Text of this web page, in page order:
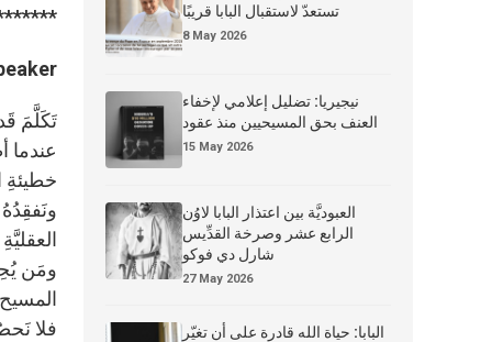
تَكَلَّمَ
عندما
خطيئةِ
ومَن
فلا
تستعدّ لاستقبال البابا قريبًا
8 May 2026
نيجيريا: تضليل إعلامي لإخفاء
العنف بحق المسيحيين منذ عقود
15 May 2026
العبوديَّة بين اعتذار البابا لاوُن
الرابع عشر وصرخة القدِّيس
شارل دي فوكو
27 May 2026
البابا: حياة الله قادرة على أن تغيّر